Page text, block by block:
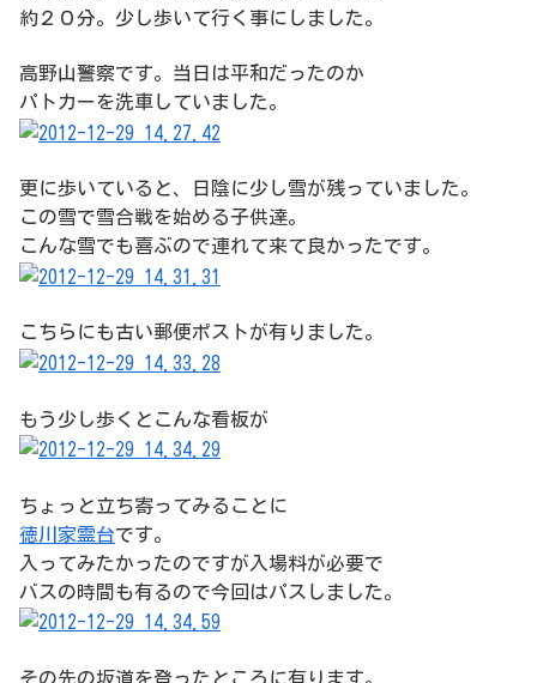
約２０分。少し歩いて行く事にしました。
高野山警察です。当日は平和だったのか
パトカーを洗車していました。
更に歩いていると、日陰に少し雪が残っていました。
この雪で雪合戦を始める子供達。
こんな雪でも喜ぶので連れて来て良かったです。
こちらにも古い郵便ポストが有りました。
もう少し歩くとこんな看板が
ちょっと立ち寄ってみることに
徳川家霊台です。
入ってみたかったのですが入場料が必要で
バスの時間も有るので今回はパスしました。
その先の坂道を登ったところに有ります。